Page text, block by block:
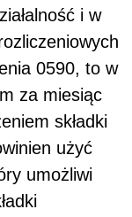
i w
0590, to w
za miesiąc
składki
użyć
umożliwi